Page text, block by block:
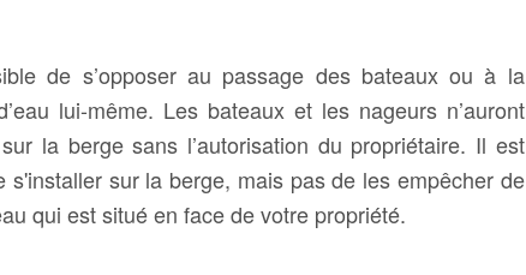
de s’opposer au passage des bateaux ou à la
lui-même. Les bateaux et les nageurs n’auront
la berge sans l’autorisation du propriétaire. Il est
s'installer sur la berge, mais pas de les empêcher de
qui est situé en face de votre propriété.